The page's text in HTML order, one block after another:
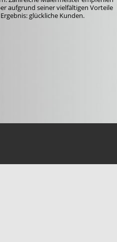
aufgrund seiner vielfältigen Vorteile
glückliche Kunden.